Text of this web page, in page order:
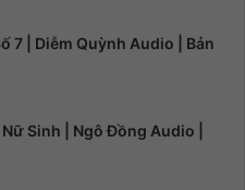
7 | Diễm Quỳnh Audio | Bản
Sinh | Ngô Đồng Audio |